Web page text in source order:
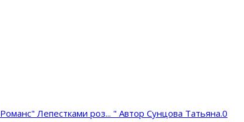
Романс" Лепестками роз... " Автор Сунцова Татьяна.0